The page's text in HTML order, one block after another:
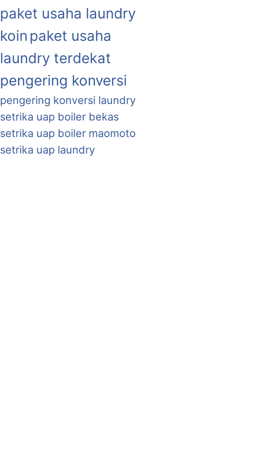
paket usaha laundry
koin paket usaha
laundry terdekat
pengering konversi
pengering konversi laundry
setrika uap boiler bekas
setrika uap boiler maomoto
setrika uap laundry